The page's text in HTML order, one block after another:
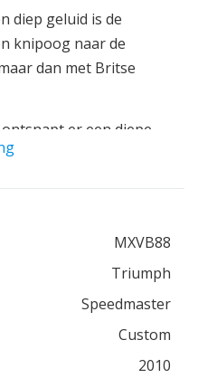
diep geluid is de
knipoog naar de
dan met Britse
er een diepe
en
MXVB88
Triumph
Speedmaster
Custom
2010